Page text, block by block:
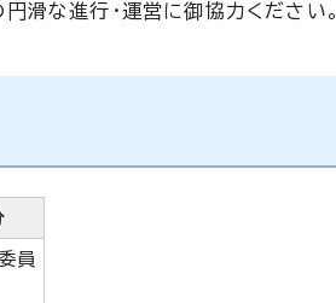
滑な進行・運営に御協力ください。
員